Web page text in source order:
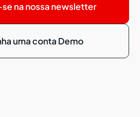
na nossa newsletter
uma conta Demo